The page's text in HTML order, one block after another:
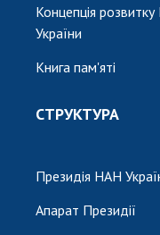
Концепція розвитку
України
Книга пам'яті
СТРУКТУРА
Президія НАН
Апарат Президії